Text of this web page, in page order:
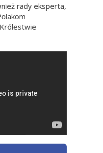
rady eksperta,